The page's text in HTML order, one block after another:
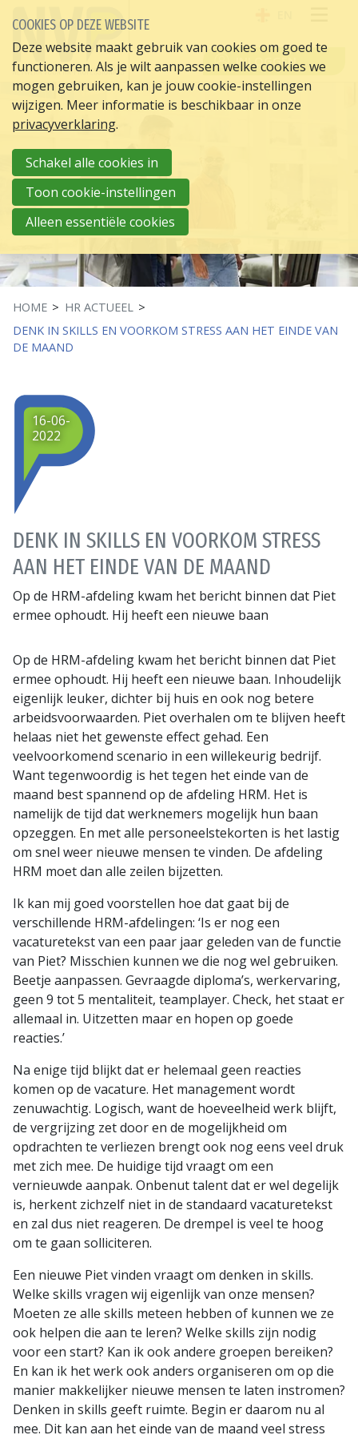
INLOGGEN
HOME
HR ACTUEEL
DENK IN SKILLS EN VOORKOM STRESS AAN HET EINDE VAN
DE MAAND
DENK IN SKILLS EN VOORKOM STRESS
AAN HET EINDE VAN DE MAAND
16-06-
2022
Op de HRM-afdeling kwam het bericht binnen dat Piet
ermee ophoudt. Hij heeft een nieuwe baan
Op de HRM-afdeling kwam het bericht binnen dat Piet
ermee ophoudt. Hij heeft een nieuwe baan. Inhoudelijk
eigenlijk leuker, dichter bij huis en ook nog betere
arbeidsvoorwaarden. Piet overhalen om te blijven heeft
helaas niet het gewenste effect gehad. Een
veelvoorkomend scenario in een willekeurig bedrijf.
Want tegenwoordig is het tegen het einde van de
maand best spannend op de afdeling HRM. Het is
namelijk de tijd dat werknemers mogelijk hun baan
opzeggen. En met alle personeelstekorten is het lastig
om snel weer nieuwe mensen te vinden. De afdeling
HRM moet dan alle zeilen bijzetten.
Ik kan mij goed voorstellen hoe dat gaat bij de
verschillende HRM-afdelingen: ‘Is er nog een
vacaturetekst van een paar jaar geleden van de functie
van Piet? Misschien kunnen we die nog wel gebruiken.
Beetje aanpassen. Gevraagde diploma’s, werkervaring,
geen 9 tot 5 mentaliteit, teamplayer. Check, het staat er
allemaal in. Uitzetten maar en hopen op goede
reacties.’
Na enige tijd blijkt dat er helemaal geen reacties
komen op de vacature. Het management wordt
zenuwachtig. Logisch, want de hoeveelheid werk blijft,
de vergrijzing zet door en de mogelijkheid om
opdrachten te verliezen brengt ook nog eens veel druk
met zich mee. De huidige tijd vraagt om een
vernieuwde aanpak. Onbenut talent dat er wel degelijk
is, herkent zichzelf niet in de standaard vacaturetekst
en zal dus niet reageren. De drempel is veel te hoog
om te gaan solliciteren.
Een nieuwe Piet vinden vraagt om denken in skills.
Welke skills vragen wij eigenlijk van onze mensen?
Moeten ze alle skills meteen hebben of kunnen we ze
ook helpen die aan te leren? Welke skills zijn nodig
voor een start? Kan ik ook andere groepen bereiken?
En kan ik het werk ook anders organiseren om op die
manier makkelijker nieuwe mensen te laten instromen?
Denken in skills geeft ruimte. Begin er daarom nu al
mee. Dit kan aan het einde van de maand veel stress
COOKIES OP DEZE WEBSITE
Deze website maakt gebruik van cookies om goed te
functioneren. Als je wilt aanpassen welke cookies we
mogen gebruiken, kan je jouw cookie-instellingen
wijzigen. Meer informatie is beschikbaar in onze
privacyverklaring.
Schakel alle cookies in
Toon cookie-instellingen
Alleen essentiële cookies